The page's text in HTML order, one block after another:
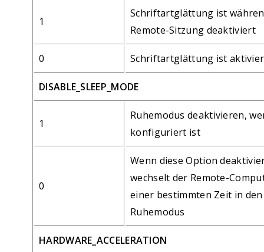
1
Schriftartglättung ist
Remote-Sitzung deaktiviert
0 Schriftartglättung ist
DISABLE_SLEEP_MODE
1
Ruhemodus deaktivieren,
konfiguriert ist
0
Wenn diese Option
wechselt der Remote-
einer bestimmten Zeit in den
Ruhemodus
HARDWARE_ACCELERATION